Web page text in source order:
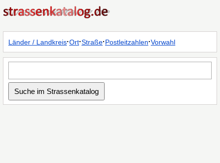
Länder / Landkreis·Ort·Straße·Postleitzahlen·Vorwahl